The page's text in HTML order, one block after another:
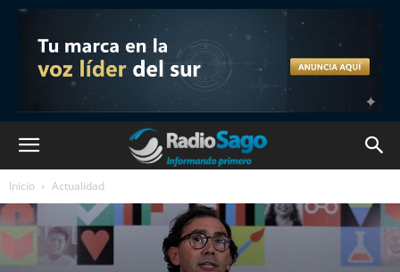
Inicio Actualidad